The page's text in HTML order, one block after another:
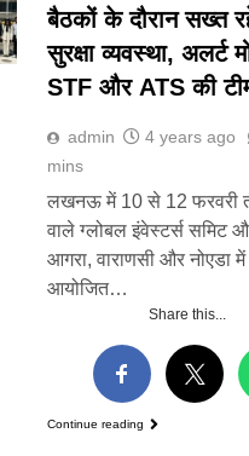
बैठकों के दौरान सख्त
सुरक्षा व्यवस्था, अलर्ट
STF और ATS की
admin 4 years ago
mins
लखनऊ में 10 से 12 फरवरी
वाले ग्लोबल इंवेस्टर्स
आगरा, वाराणसी और नोएडा में
आयोजित…
Share this...
Continue reading